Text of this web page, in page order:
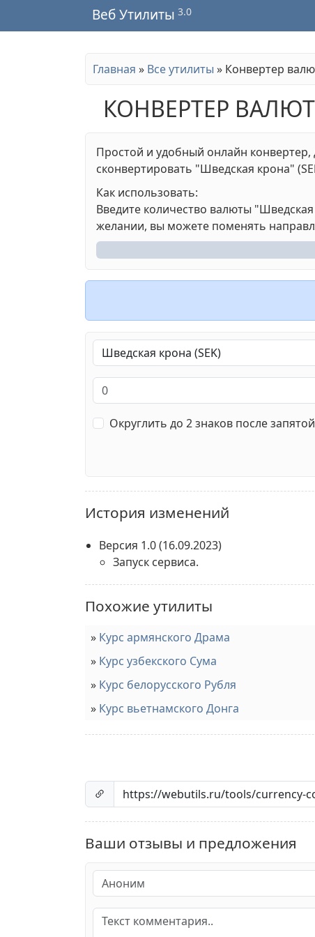
Веб Утилиты 3.0
Главная » Все утилиты » Конвертер
КОНВЕРТЕР
Простой и удобный онлайн
сконвертировать "Шведская крона"
Как использовать:
Введите количество валюты "Шведская
желании, вы можете поменять
Округлить до 2 знаков после запятой
История изменений
Версия 1.0(16.09.2023)
Запуск сервиса.
Похожие утилиты
Курс армянского Драма
Курс узбекского Сума
Курс белорусского Рубля
Курс вьетнамского Донга
Ваши отзывы и предложения